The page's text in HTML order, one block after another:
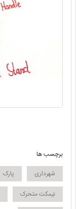
برچسب ها
شهرداری
پارک
نیمکت متحرک